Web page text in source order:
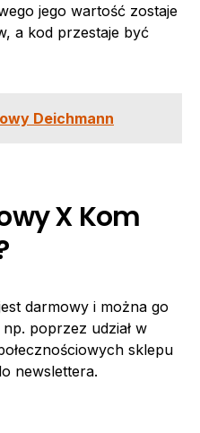
jego wartość zostaje
a kod przestaje być
Deichmann
X Kom
darmowy i można go
poprzez udział w
sklepu
newslettera.